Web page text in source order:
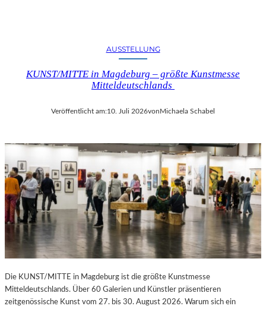
AUSSTELLUNG
KUNST/MITTE in Magdeburg – größte Kunstmesse
Mitteldeutschlands
Veröffentlicht am:10. Juli 2026vonMichaela Schabel
Die KUNST/MITTE in Magdeburg ist die größte Kunstmesse
Mitteldeutschlands. Über 60 Galerien und Künstler präsentieren
zeitgenössische Kunst vom 27. bis 30. August 2026. Warum sich ein